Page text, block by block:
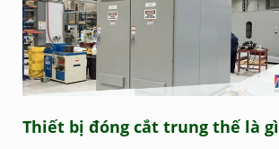
Thiết bị đóng cắt trung thế là gì